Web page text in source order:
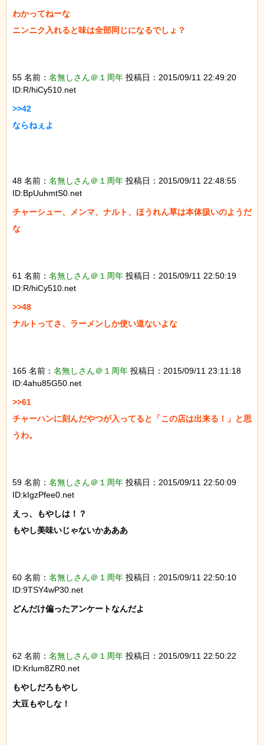
わかってねーな
ニンニク入れると味は全部同じになるでしょ？
55 名前： 名無しさん＠１周年 投稿日：2015/09/11 22:49:20
ID:R/hiCy510.net
>>42
ならねぇよ
48 名前： 名無しさん＠１周年 投稿日：2015/09/11 22:48:55
ID:BpUuhmtS0.net
チャーシュー、メンマ、ナルト、ほうれん草は本体扱いのようだ
な
61 名前： 名無しさん＠１周年 投稿日：2015/09/11 22:50:19
ID:R/hiCy510.net
>>48
ナルトってさ、ラーメンしか使い道ないよな
165 名前： 名無しさん＠１周年 投稿日：2015/09/11 23:11:18
ID:4ahu85G50.net
>>61
チャーハンに刻んだやつが入ってると「この店は出来る！」と思
うわ。
59 名前： 名無しさん＠１周年 投稿日：2015/09/11 22:50:09
ID:kIgzPfee0.net
えっ、もやしは！？
もやし美味いじゃないかあああ
60 名前： 名無しさん＠１周年 投稿日：2015/09/11 22:50:10
ID:9TSY4wP30.net
どんだけ偏ったアンケートなんだよ
62 名前： 名無しさん＠１周年 投稿日：2015/09/11 22:50:22
ID:Krlum8ZR0.net
もやしだろもやし
大豆もやしな！